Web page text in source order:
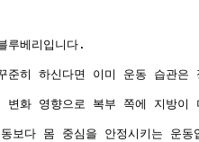
루베리입니다.
준히 하신다면 이미 운동 습관
변화 영향으로 복부 쪽에 지방
보다 몸 중심을 안정시키는 운